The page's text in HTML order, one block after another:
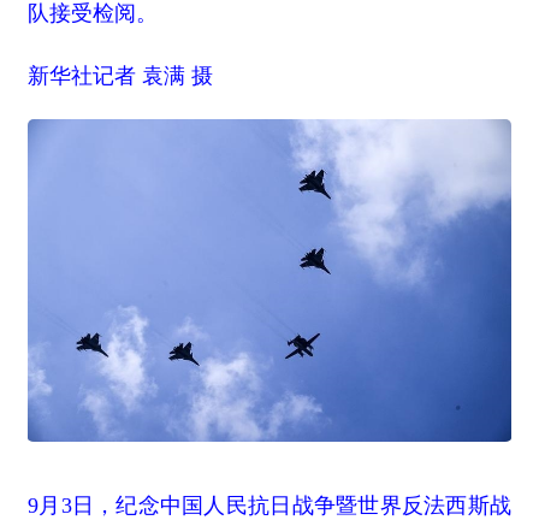
队接受检阅。
新华社记者 袁满 摄
9月3日，纪念中国人民抗日战争暨世界反法西斯战